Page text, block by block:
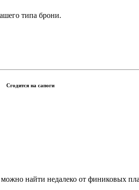
типа брони.
Сгодится на сапоги
найти недалеко от финиковых